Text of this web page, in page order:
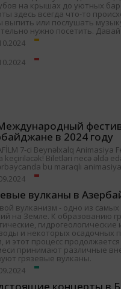
на крышах до уютных
здесь всегда что-то
выпить или послушать
нужно посетить.
в 2024 году
7-ci Beynəlxalq Animasiya
keçiriləcək! Biletləri necə əldə
bu maraqlı
вулканы в
вулканизм - одно из
на Земле. К образованию
и некоторых осадочных
и этот процесс
принимают различные
грязевые вулканы.